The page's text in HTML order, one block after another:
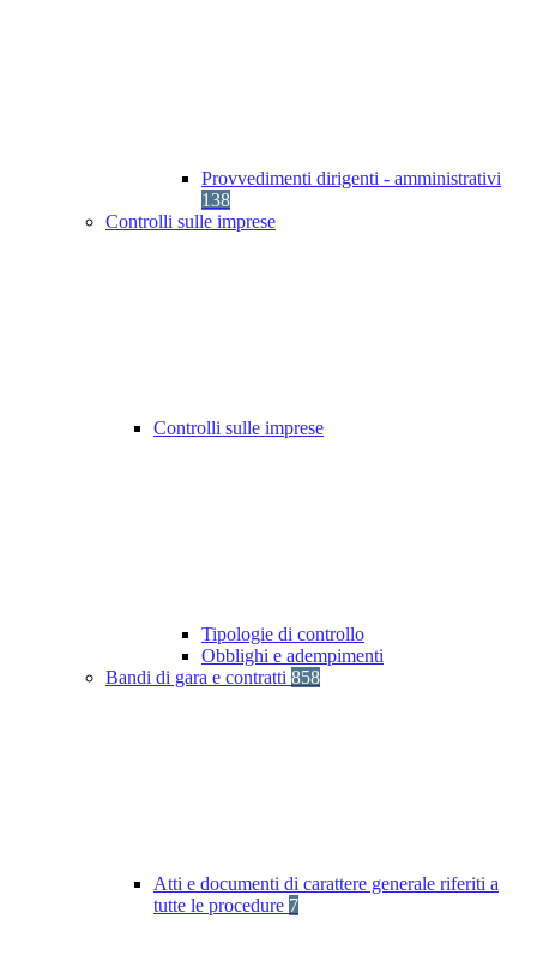
Provvedimenti dirigenti - amministrativi
138
Controlli sulle imprese
Controlli sulle imprese
Tipologie di controllo
Obblighi e adempimenti
Bandi di gara e contratti 858
Atti e documenti di carattere generale riferiti a
tutte le procedure 7